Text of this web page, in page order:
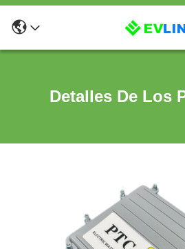
Detalles De Los